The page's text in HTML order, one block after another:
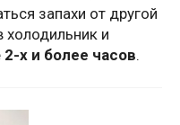
запахи от другой
и
2-х и более часов.